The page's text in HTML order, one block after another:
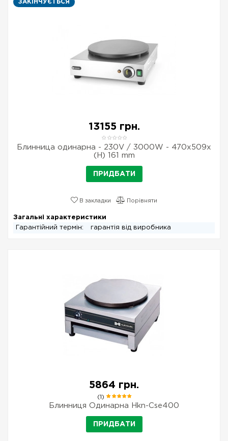
ЗАКІНЧУЄТЬСЯ
13155 грн.
Блинница одинарна - 230V / 3000W - 470x509x
(H) 161 mm
ПРИДБАТИ
В закладки Порівняти
Загальні характеристики
Гарантійний термін:
гарантія від виробника
5864 грн.
(1)
Блинниця Одинарна Hkn-Cse400
ПРИДБАТИ